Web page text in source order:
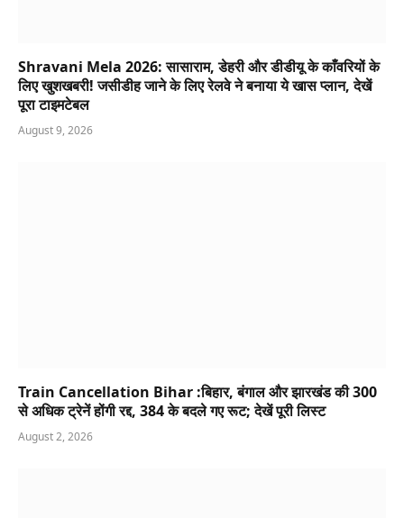
Shravani Mela 2026: सासाराम, डेहरी और डीडीयू के काँवरियों के
लिए खुशखबरी! जसीडीह जाने के लिए रेलवे ने बनाया ये खास प्लान, देखें
पूरा टाइमटेबल
August 9, 2026
Train Cancellation Bihar :बिहार, बंगाल और झारखंड की 300
से अधिक ट्रेनें होंगी रद्द, 384 के बदले गए रूट; देखें पूरी लिस्ट
August 2, 2026